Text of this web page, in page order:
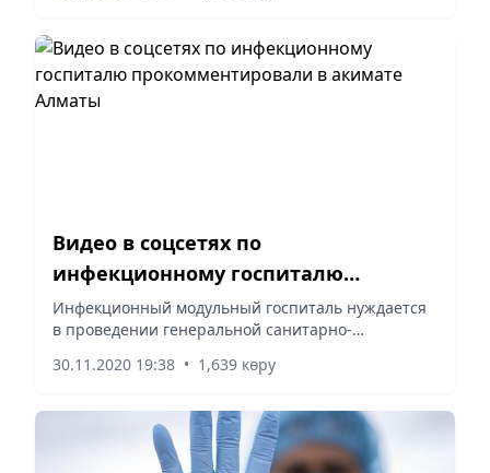
Видео в соцсетях по
инфекционному госпиталю
прокомментировали в акимате
Алматы
Инфекционный модульный госпиталь нуждается
в проведении генеральной санитарно-
30.11.2020 19:38 • 1,639 көру